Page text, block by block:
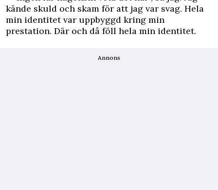
kände skuld och skam för att jag var svag. Hela
min identitet var uppbyggd kring min
prestation. Där och då föll hela min identitet.
Annons